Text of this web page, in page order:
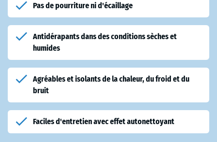
Pas de pourriture ni d'écaillage
Antidérapants dans des conditions sèches et
humides
Agréables et isolants de la chaleur, du froid et du
bruit
Faciles d'entretien avec effet autonettoyant